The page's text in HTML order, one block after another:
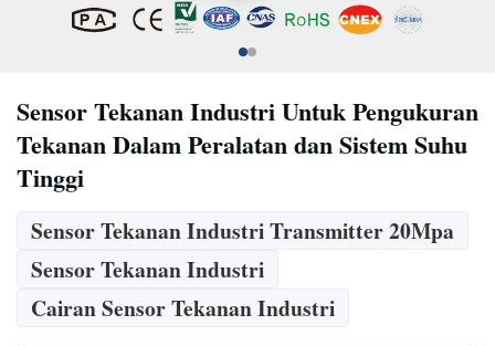
Sensor Tekanan Industri Untuk Pengukuran
Tekanan Dalam Peralatan dan Sistem Suhu
Tinggi
Sensor Tekanan Industri Transmitter 20Mpa
Sensor Tekanan Industri
Cairan Sensor Tekanan Industri